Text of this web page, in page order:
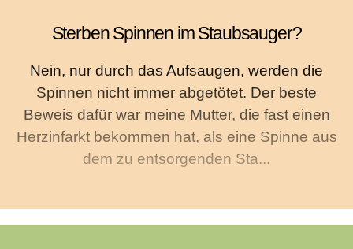
Sterben Spinnen im Staubsauger?
Nein, nur durch das Aufsaugen, werden die
Spinnen nicht immer abgetötet. Der beste
Beweis dafür war meine Mutter, die fast einen
Herzinfarkt bekommen hat, als eine Spinne aus
dem zu entsorgenden Sta...